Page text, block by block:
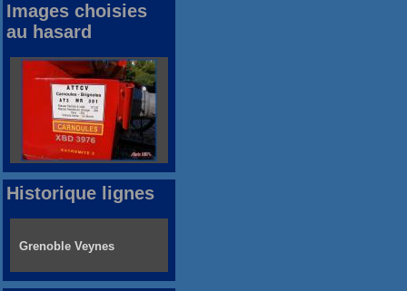
Images choisies
au hasard
Historique lignes
Grenoble Veynes